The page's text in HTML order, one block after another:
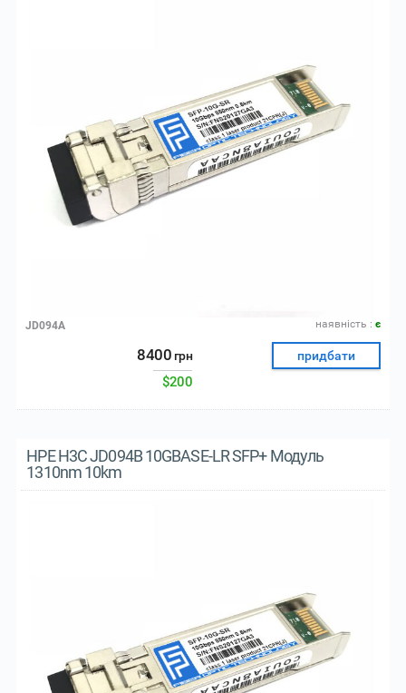
наявнiсть : є
JD094A
8400 грн
$200
придбати
HPE H3C JD094B 10GBASE-LR SFP+ Модуль
1310nm 10km